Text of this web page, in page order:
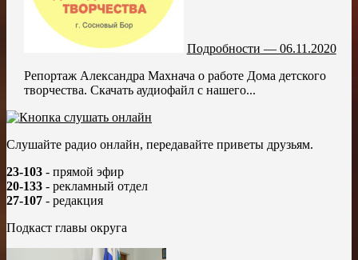
Подробности — 06.11.2020
Репортаж Александра Махнача о работе Дома детского
творчества. Скачать аудиофайл с нашего...
Слушайте радио онлайн, передавайте приветы друзьям.
23-103 - прямой эфир
20-133 - рекламный отдел
27-107 - редакция
Подкаст главы округа